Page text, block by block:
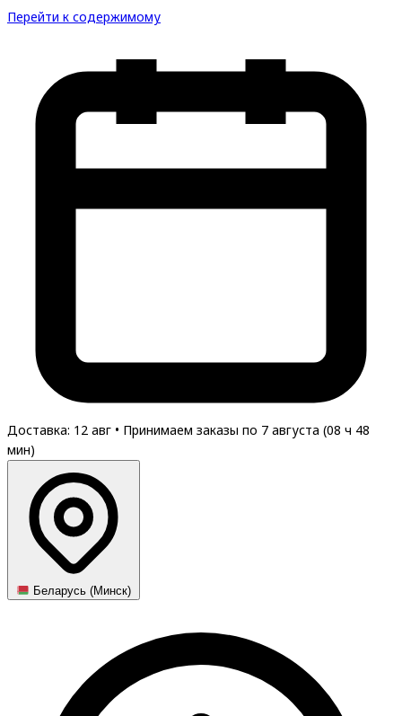
Перейти к содержимому
Доставка: 12 авг • Принимаем заказы по 7 августа (08 ч 48
мин)
Беларусь (Минск)